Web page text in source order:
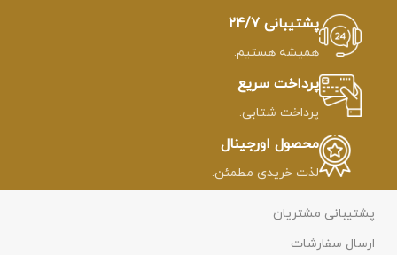
پشتیبانی 24/7
همیشه هستیم.
پرداخت سریع
پرداخت شتابی.
محصول اورجینال
لذت خریدی مطمئن.
پشتیبانی مشتریان
ارسال سفارشات